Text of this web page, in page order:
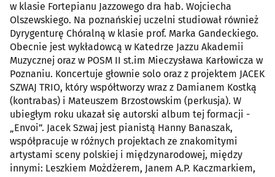
w klasie Fortepianu Jazzowego dra hab. Wojciecha
Olszewskiego. Na poznańskiej uczelni studiował również
Dyrygenturę Chóralną w klasie prof. Marka Gandeckiego.
Obecnie jest wykładowcą w Katedrze Jazzu Akademii
Muzycznej oraz w POSM II st.im Mieczysława Karłowicza w
Poznaniu. Koncertuje głownie solo oraz z projektem JACEK
SZWAJ TRIO, który współtworzy wraz z Damianem Kostką
(kontrabas) i Mateuszem Brzostowskim (perkusja). W
ubiegłym roku ukazał się autorski album tej formacji -
„Envoi”. Jacek Szwaj jest pianistą Hanny Banaszak,
współpracuje w różnych projektach ze znakomitymi
artystami sceny polskiej i międzynarodowej, między
innymi: Leszkiem Możdżerem, Janem A.P. Kaczmarkiem,